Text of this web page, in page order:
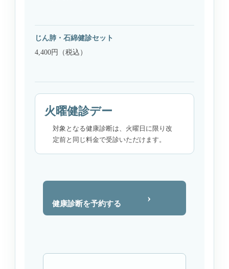
じん肺・石綿健診セット
4,400円（税込）
火曜健診デー
対象となる健康診断は、火曜日に限り改
定前と同じ料金で受診いただけます。
健康診断を予約する ›